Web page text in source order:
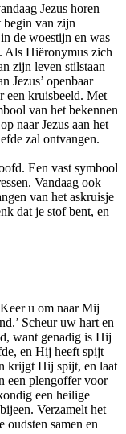
Jezus horen
begin van zijn
de woestijn en was
Als Hiëronymus zich
zijn leven stilstaan
Jezus’ openbaar
een kruisbeeld. Met
van het bekennen
naar Jezus aan het
zal ontvangen.
Een vast symbool
Vandaag ook
van het askruisje
dat je stof bent, en
u om naar Mij
Scheur uw hart en
want genadig is Hij
en Hij heeft spijt
krijgt Hij spijt, en laat
een plengoffer voor
een heilige
Verzamelt het
oudsten samen en